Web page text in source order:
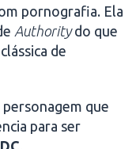
pornografia. Ela
Authoritydo que
de
que
para ser
.